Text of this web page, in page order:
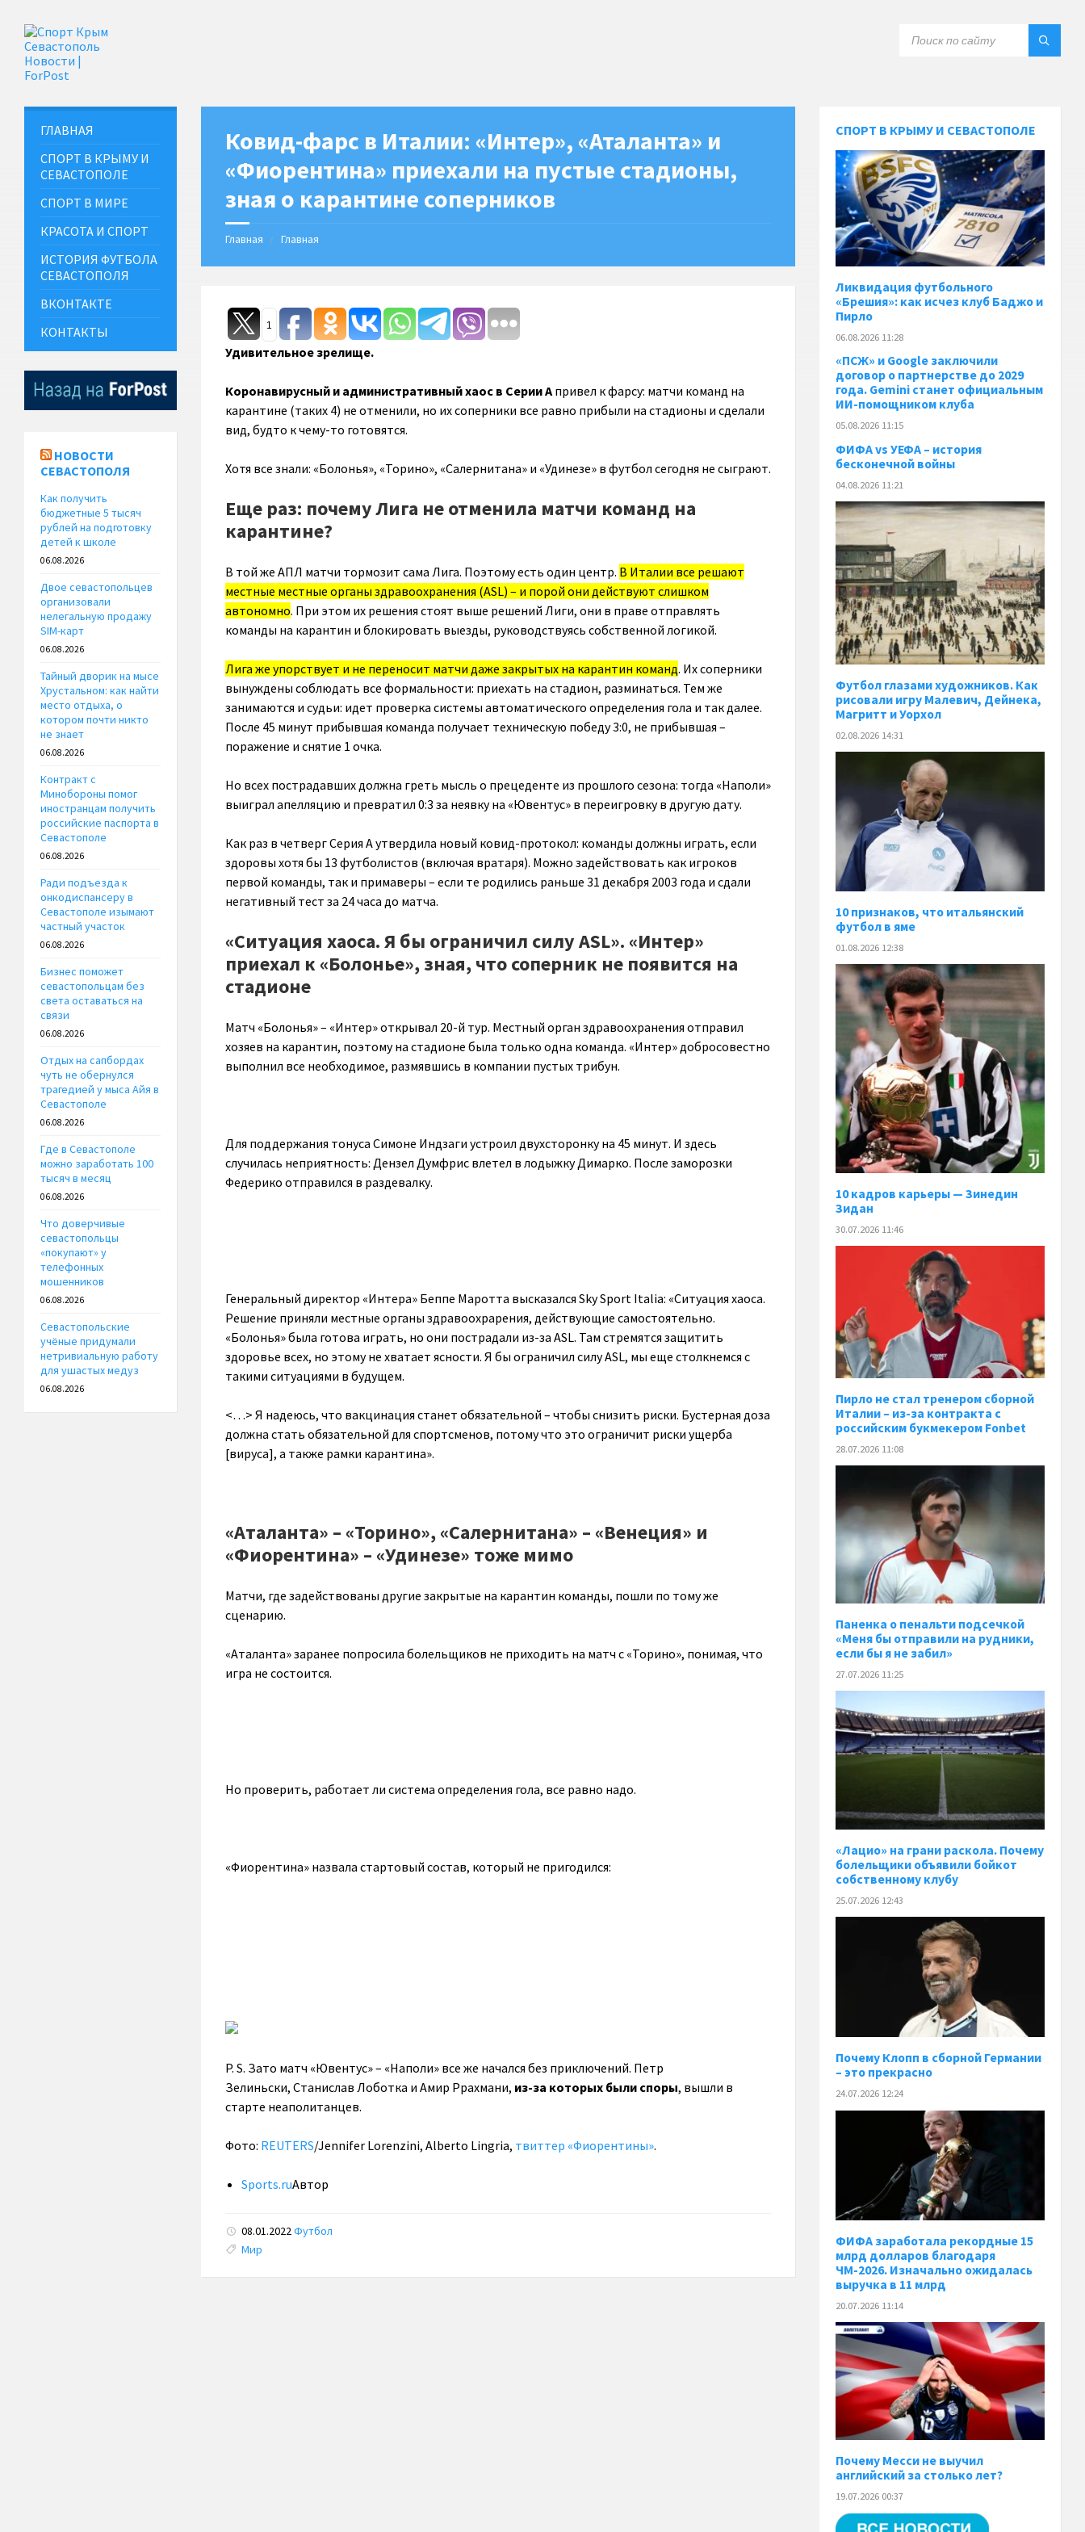
Ковид-фарс в Италии: «Интер», «Аталанта» и
«Фиорентина» приехали на пустые стадионы,
зная о карантине соперников
Главная Главная
1
Удивительное зрелище.
Коронавирусный и административный хаос в Серии Апривел к фарсу: матчи команд на
карантине (таких 4) не отменили, но их соперники все равно прибыли на стадионы и сделали
вид, будто к чему-то готовятся.
Хотя все знали: «Болонья», «Торино», «Салернитана» и «Удинезе» в футбол сегодня не сыграют.
Еще раз: почему Лига не отменила матчи команд на
карантине?
В той же АПЛ матчи тормозит сама Лига. Поэтому есть один центр. В Италии все решают
местные местные органы здравоохранения (ASL) – и порой они действуют слишком
автономно. При этом их решения стоят выше решений Лиги, они в праве отправлять
команды на карантин и блокировать выезды, руководствуясь собственной логикой.
Лига же упорствует и не переносит матчи даже закрытых на карантин команд. Их соперники
вынуждены соблюдать все формальности: приехать на стадион, разминаться. Тем же
занимаются и судьи: идет проверка системы автоматического определения гола и так далее.
После 45 минут прибывшая команда получает техническую победу 3:0, не прибывшая –
поражение и снятие 1 очка.
Но всех пострадавших должна греть мысль о прецеденте из прошлого сезона: тогда «Наполи»
выиграл апелляцию и превратил 0:3 за неявку на «Ювентус» в переигровку в другую дату.
Как раз в четверг Серия А утвердила новый ковид-протокол: команды должны играть, если
здоровы хотя бы 13 футболистов (включая вратаря). Можно задействовать как игроков
первой команды, так и примаверы – если те родились раньше 31 декабря 2003 года и сдали
негативный тест за 24 часа до матча.
«Ситуация хаоса. Я бы ограничил силу ASL». «Интер»
приехал к «Болонье», зная, что соперник не появится на
стадионе
Матч «Болонья» – «Интер» открывал 20-й тур. Местный орган здравоохранения отправил
хозяев на карантин, поэтому на стадионе была только одна команда. «Интер» добросовестно
выполнил все необходимое, размявшись в компании пустых трибун.
Для поддержания тонуса Симоне Индзаги устроил двухсторонку на 45 минут. И здесь
случилась неприятность: Дензел Думфрис влетел в лодыжку Димарко. После заморозки
Федерико отправился в раздевалку.
Генеральный директор «Интера» Беппе Маротта высказался Sky Sport Italia: «Ситуация хаоса.
Решение приняли местные органы здравоохрарения, действующие самостоятельно.
«Болонья» была готова играть, но они пострадали из-за ASL. Там стремятся защитить
здоровье всех, но этому не хватает ясности. Я бы ограничил силу ASL, мы еще столкнемся с
такими ситуациями в будущем.
<…> Я надеюсь, что вакцинация станет обязательной – чтобы снизить риски. Бустерная доза
должна стать обязательной для спортсменов, потому что это ограничит риски ущерба
[вируса], а также рамки карантина».
«Аталанта» – «Торино», «Салернитана» – «Венеция» и
«Фиорентина» – «Удинезе» тоже мимо
Матчи, где задействованы другие закрытые на карантин команды, пошли по тому же
сценарию.
«Аталанта» заранее попросила болельщиков не приходить на матч с «Торино», понимая, что
игра не состоится.
Но проверить, работает ли система определения гола, все равно надо.
«Фиорентина» назвала стартовый состав, который не пригодился:
P. S. Зато матч «Ювентус» – «Наполи» все же начался без приключений. Петр
Зелиньски, Станислав Лоботка и Амир Ррахмани, из-за которых были споры, вышли в
старте неаполитанцев.
Фото: REUTERS/Jennifer Lorenzini, Alberto Lingria, твиттер «Фиорентины».
Sports.ruАвтор
08.01.2022Футбол
Tags:
Мир
ГЛАВНАЯ
СПОРТ В КРЫМУ И
СЕВАСТОПОЛЕ
СПОРТ В МИРЕ
КРАСОТА И СПОРТ
ИСТОРИЯ ФУТБОЛА
СЕВАСТОПОЛЯ
ВКОНТАКТЕ
КОНТАКТЫ
НОВОСТИ
СЕВАСТОПОЛЯ
Как получить
бюджетные 5 тысяч
рублей на подготовку
детей к школе
06.08.2026
Двое севастопольцев
организовали
нелегальную продажу
SIM-карт
06.08.2026
Тайный дворик на мысе
Хрустальном: как найти
место отдыха, о
котором почти никто
не знает
06.08.2026
Контракт с
Минобороны помог
иностранцам получить
российские паспорта в
Севастополе
06.08.2026
Ради подъезда к
онкодиспансеру в
Севастополе изымают
частный участок
06.08.2026
Бизнес поможет
севастопольцам без
света оставаться на
связи
06.08.2026
Отдых на сапбордах
чуть не обернулся
трагедией у мыса Айя в
Севастополе
06.08.2026
Где в Севастополе
можно заработать 100
тысяч в месяц
06.08.2026
Что доверчивые
севастопольцы
«покупают» у
телефонных
мошенников
06.08.2026
Севастопольские
учёные придумали
нетривиальную работу
для ушастых медуз
06.08.2026
СПОРТ В КРЫМУ И СЕВАСТОПОЛЕ
Ликвидация футбольного
«Брешия»: как исчез клуб Баджо и
Пирло
06.08.2026 11:28
«ПСЖ» и Google заключили
договор о партнерстве до 2029
года. Gemini станет официальным
ИИ-помощником клуба
05.08.2026 11:15
ФИФА vs УЕФА – история
бесконечной войны
04.08.2026 11:21
Футбол глазами художников. Как
рисовали игру Малевич, Дейнека,
Магритт и Уорхол
02.08.2026 14:31
10 признаков, что итальянский
футбол в яме
01.08.2026 12:38
10 кадров карьеры — Зинедин
Зидан
30.07.2026 11:46
Пирло не стал тренером сборной
Италии – из-за контракта с
российским букмекером Fonbet
28.07.2026 11:08
Паненка o пенальти подсечкой
«Меня бы отправили на рудники,
если бы я не забил»
27.07.2026 11:25
«Лацио» на грани раскола. Почему
болельщики объявили бойкот
собственному клубу
25.07.2026 12:43
Почему Клопп в сборной Германии
– это прекрасно
24.07.2026 12:24
ФИФА заработала рекордные 15
млрд долларов благодаря
ЧМ-2026. Изначально ожидалась
выручка в 11 млрд
20.07.2026 11:14
Почему Месси не выучил
английский за столько лет?
19.07.2026 00:37